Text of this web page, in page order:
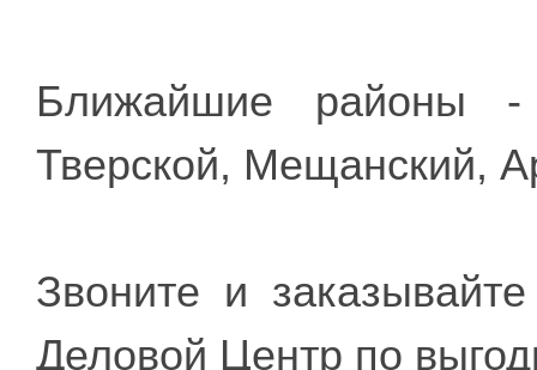
Ближайшие районы -
Тверской, Мещанский,
Звоните и
Деловой Центр по